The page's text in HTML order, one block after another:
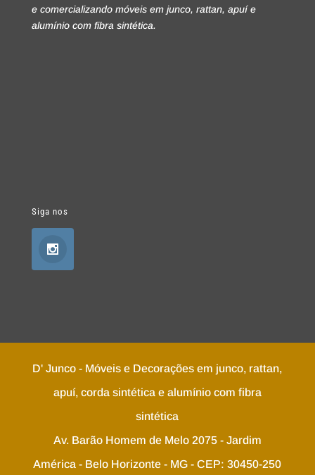
e comercializando móveis em junco, rattan, apuí e
alumínio com fibra sintética.
Siga nos
D' Junco - Móveis e Decorações em junco, rattan,
apuí, corda sintética e alumínio com fibra
sintética
Av. Barão Homem de Melo 2075 - Jardim
América - Belo Horizonte - MG - CEP: 30450-250